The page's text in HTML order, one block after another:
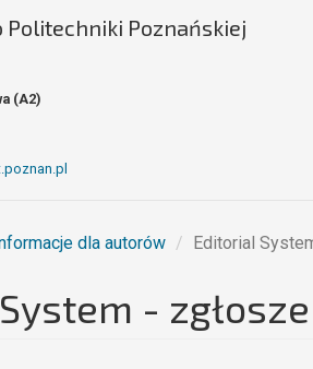
Poznańskiej
(A2)
dla autorów Editorial
-